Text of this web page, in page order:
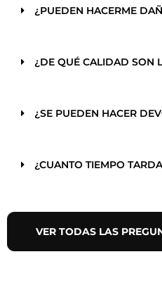
¿PUEDEN HACERME
¿DE QUÉ CALIDAD SON
¿SE PUEDEN HACER
¿CUANTO TIEMPO
VER TODAS LAS